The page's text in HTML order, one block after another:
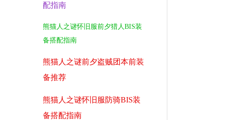
配指南
熊猫人之谜怀旧服前夕猎人BIS装
备搭配指南
熊猫人之谜前夕盗贼团本前装
备推荐
熊猫人之谜怀旧服防骑BIS装
备搭配指南